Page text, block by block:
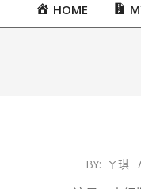
PrimaryHOME
BY: ㄚ琪